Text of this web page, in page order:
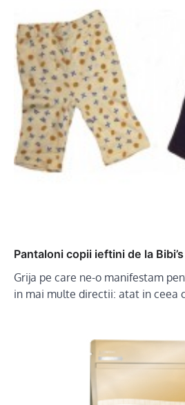
Pantaloni copii ieftini de la
Grija pe care ne-o manifestam
in mai multe directii: atat in ceea